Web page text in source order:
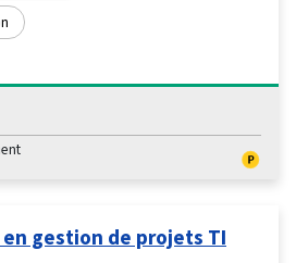
gestion de projets TI